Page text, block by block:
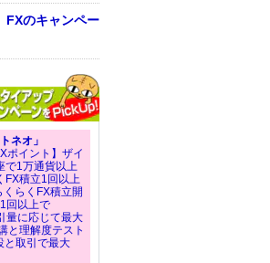
FXのキャンペー
ネオ」
ポイント】ザイ
で1万通貨以上
FX積立1回以上
らくFX積立開
回以上で
量に応じて最大
と理解度テスト
と取引で最大